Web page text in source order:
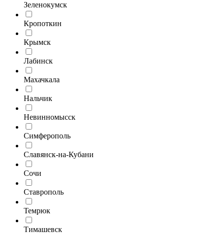
Зеленокумск
Кропоткин
Крымск
Лабинск
Махачкала
Нальчик
Невинномысск
Симферополь
Славянск-на-Кубани
Сочи
Ставрополь
Темрюк
Тимашевск